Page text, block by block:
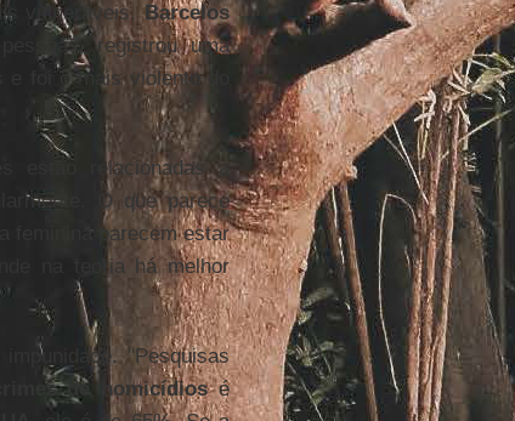
vulneráveis.Barcelos
registrou uma
foi o mais violento do
estão relacionadas a
O que parece
feminina parecem estar
na teoria há melhor
"Pesquisas
crimes de homicídiosé